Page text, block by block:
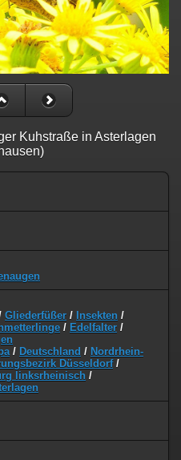
Kuhstraße in Asterlagen
Gliederfüßer / Insekten /
/ Edelfalter /
/ Deutschland / Nordrhein-
Düsseldorf/
linksrheinisch /